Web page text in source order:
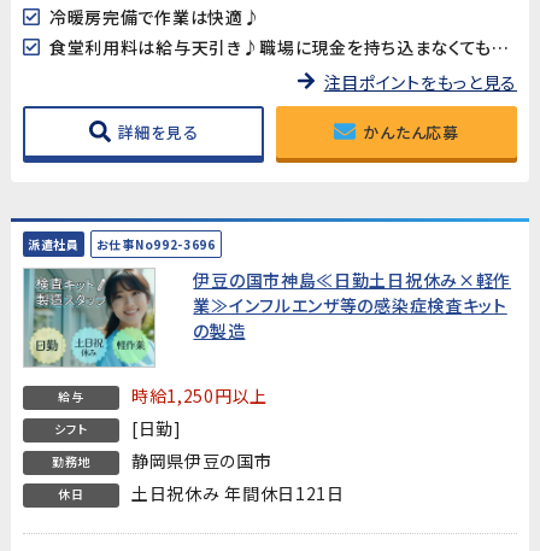
冷暖房完備で作業は快適♪
食堂利用料は給与天引き♪職場に現金を持ち込まなくても大丈夫♪
注目ポイントをもっと見る
詳細を見る かんたん応募
派遣社員 お仕事No992-3696
伊豆の国市神島≪日勤土日祝休み×軽作
業≫インフルエンザ等の感染症検査キット
の製造
給与 時給1,250円以上
シフト [日勤]
勤務地 静岡県伊豆の国市
休日 土日祝休み 年間休日121日